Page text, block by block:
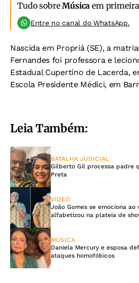
Tudo sobreMúsica em
Entre no canal do WhatsApp.
Nascida em Propriá (SE), a
Fernandes foi professora e
Estadual Cupertino de Lacerda,
Escola Presidente Médici, em
Leia Também:
BATALHA JUDICIAL
Gilberto Gil processa padre
Preta
VÍDEO
João Gomes se emociona
alfabetizou na plateia de
MÚSICA
Daniela Mercury e esposa
ataques homofóbicos